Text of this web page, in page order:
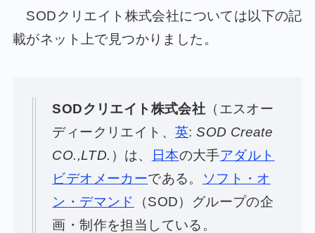
SODクリエイト株式会社については以下の記
載がネット上で見つかりました。
SODクリエイト株式会社 （エスオー
ディークリエイト、 英:SOD Create
CO.,LTD. ）は、 日本の大手アダルト
ビデオメーカーである。
ソフト・オ
ン・デマンド
（SOD）グループの企
画・制作を担当している。